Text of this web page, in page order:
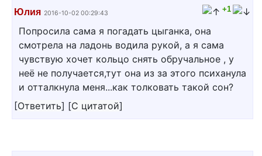
Юлия 2016-10-02 00:29:43 +1
Попросила сама я погадать цыганка, она
смотрела на ладонь водила рукой, а я сама
чувствую хочет кольцо снять обручальное , у
неё не получается,тут она из за этого психанула
и отталкнула меня...как толковать такой сон?
[Ответить] [С цитатой]